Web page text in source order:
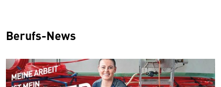
Berufs-News